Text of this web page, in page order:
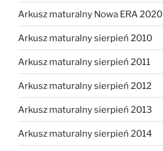
Arkusz maturalny Nowa ERA 2020
Arkusz maturalny sierpień 2010
Arkusz maturalny sierpień 2011
Arkusz maturalny sierpień 2012
Arkusz maturalny sierpień 2013
Arkusz maturalny sierpień 2014